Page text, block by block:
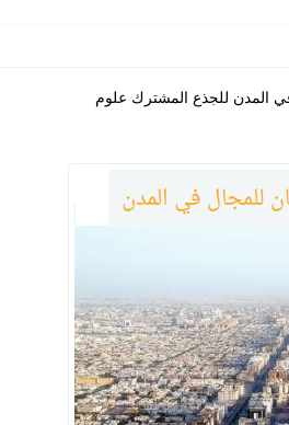
المدن للجذع المشترك علوم